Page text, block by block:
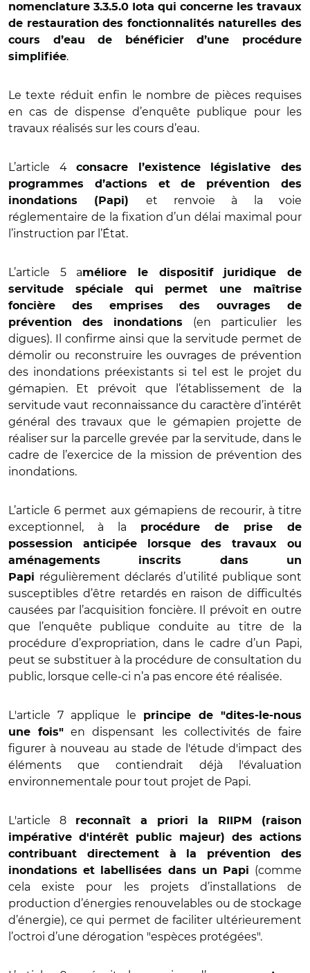
nomenclature 3.3.5.0 Iota qui concerne les travaux
de restauration des fonctionnalités naturelles des
cours d’eau de bénéficier d’une procédure
simplifiée.
Le texte réduit enfin le nombre de pièces requises
en cas de dispense d’enquête publique pour les
travaux réalisés sur les cours d’eau.
L’article 4consacre l’existence législative des
programmes d’actions et de prévention des
inondations (Papi) et renvoie à la voie
réglementaire de la fixation d’un délai maximal pour
l’instruction par l’État.
L’article 5 améliore le dispositif juridique de
servitude spéciale qui permet une maîtrise
foncière des emprises des ouvrages de
prévention des inondations
(en particulier les
digues). Il confirme ainsi que la servitude permet de
démolir ou reconstruire les ouvrages de prévention
des inondations préexistants si tel est le projet du
gémapien. Et prévoit que l’établissement de la
servitude vaut reconnaissance du caractère d’intérêt
général des travaux que le gémapien projette de
réaliser sur la parcelle grevée par la servitude, dans le
cadre de l’exercice de la mission de prévention des
inondations.
L’article 6 permet aux gémapiens de recourir, à titre
exceptionnel, à la
procédure de prise de
possession anticipée lorsque des travaux ou
aménagements inscrits dans un
Papi régulièrement déclarés d’utilité publique sont
susceptibles d’être retardés en raison de difficultés
causées par l’acquisition foncière. Il prévoit en outre
que l’enquête publique conduite au titre de la
procédure d’expropriation, dans le cadre d’un Papi,
peut se substituer à la procédure de consultation du
public, lorsque celle-ci n’a pas encore été réalisée.
L'article 7 applique le
principe de "dites-le-nous
une fois"
en dispensant les collectivités de faire
figurer à nouveau au stade de l'étude d'impact des
éléments que contiendrait déjà l'évaluation
environnementale pour tout projet de Papi.
L'article 8
reconnaît a priori la RIIPM (raison
impérative d'intérêt public majeur) des actions
contribuant directement à la prévention des
inondations et labellisées dans un Papi (comme
cela existe pour les projets d’installations de
production d’énergies renouvelables ou de stockage
d’énergie), ce qui permet de faciliter ultérieurement
l’octroi d’une dérogation "espèces protégées".